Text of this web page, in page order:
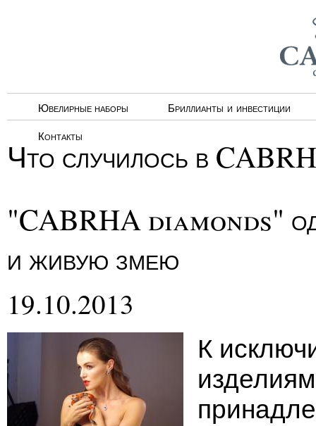
Ювелирные наборы
Бриллианты и инвестиции
Контакты
Что случилось в
"CABRHA diamonds"
и живую змею
19.10.2013
К